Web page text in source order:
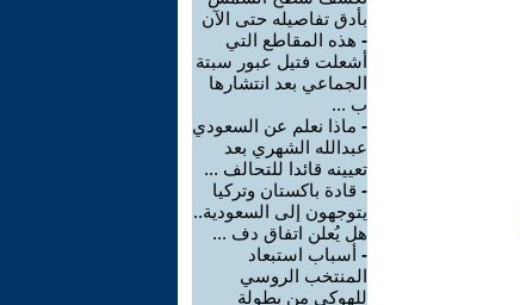
بأدق تفاصيله حتى الآن
- هذه المقاطع التي
أشعلت فتيل عبور سبتة
الجماعي بعد انتشارها
ب ...
- ماذا نعلم عن السعودي
عبدالله الشهري بعد
تعيينه قائدا للتحالف ...
- قادة باكستان وتركيا
يتوجهون إلى السعودية..
هل يُعلن اتفاق دف ...
- أسباب استبعاد
المنتخب الروسي
للهوكي من بطولة